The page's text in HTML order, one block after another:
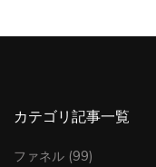
カテゴリ記事一覧
ファネル (99)